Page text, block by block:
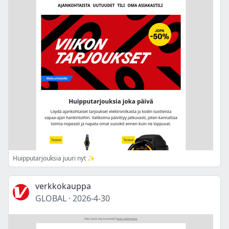
Huipputarjouksia juuri nyt ✨
verkkokauppa
GLOBAL · 2026-4-30